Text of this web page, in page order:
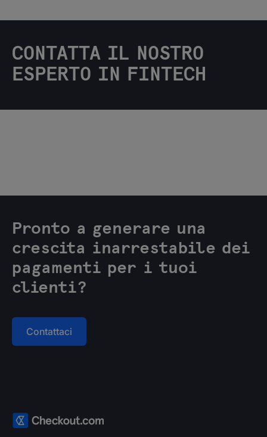
CONTATTA IL NOSTRO
ESPERTO IN FINTECH
Pronto a generare una
crescita inarrestabile dei
pagamenti per i tuoi
clienti?
Contattaci